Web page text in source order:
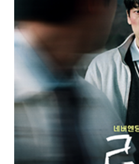
루프(The Loop)
개봉일: 2024-12-04
장르: 드라마/스릴러
제작연도: 2024
크랭크업:
감독: 구상범
캐스팅: 이효제, 정지훈